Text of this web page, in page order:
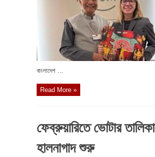
বাংলাদেশ ...
Read More »
ফেব্রুয়ারিতে ভোটার তালিকা
হালনাগাদ শুরু